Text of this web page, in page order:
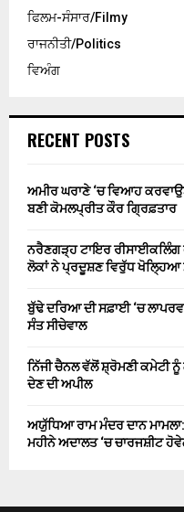
ਫਿਲਮ-ਸੰਸਾਰ/Filmy
ਰਾਜਨੀਤੀ/Politics
ਵਿਅੰਗ
RECENT POSTS
ਅਮੀਰ ਘਰਾਣੇ ‘ਚ ਵਿਆਹ
ਬਣੀ ਕੋਮਲਪ੍ਰੀਤ ਕੌਰ ਗ੍ਰਿਫ਼ਤਾਰ
ਨਰੈਣਗੜ੍ਹ ਟਾਇਰ
ਲੋਕਾਂ ਨੇ ਪ੍ਰਦੂਸ਼ਣ ਵਿਰੁੱਧ ਖੋਲ੍ਹਿਆ
ਬੁੱਢੇ ਦਰਿਆ ਦੀ ਸਫ਼ਾਈ ‘ਚ
ਸੰਤ ਸੀਚੇਵਾਲ
ਨਿੱਜੀ ਚੈਨਲ ਵੱਲੋਂ ਸ਼੍ਰੋਮਣੀ ਕਮੇਟੀ ਨੂੰ
ਦੇਣ ਦੀ ਅਪੀਲ
ਅਯੁੱਧਿਆ ਰਾਮ ਮੰਦਰ ਦਾਨ
ਮਹੀਨੇ ਅਦਾਲਤ ‘ਚ ਚਾਰਜਸ਼ੀਟ